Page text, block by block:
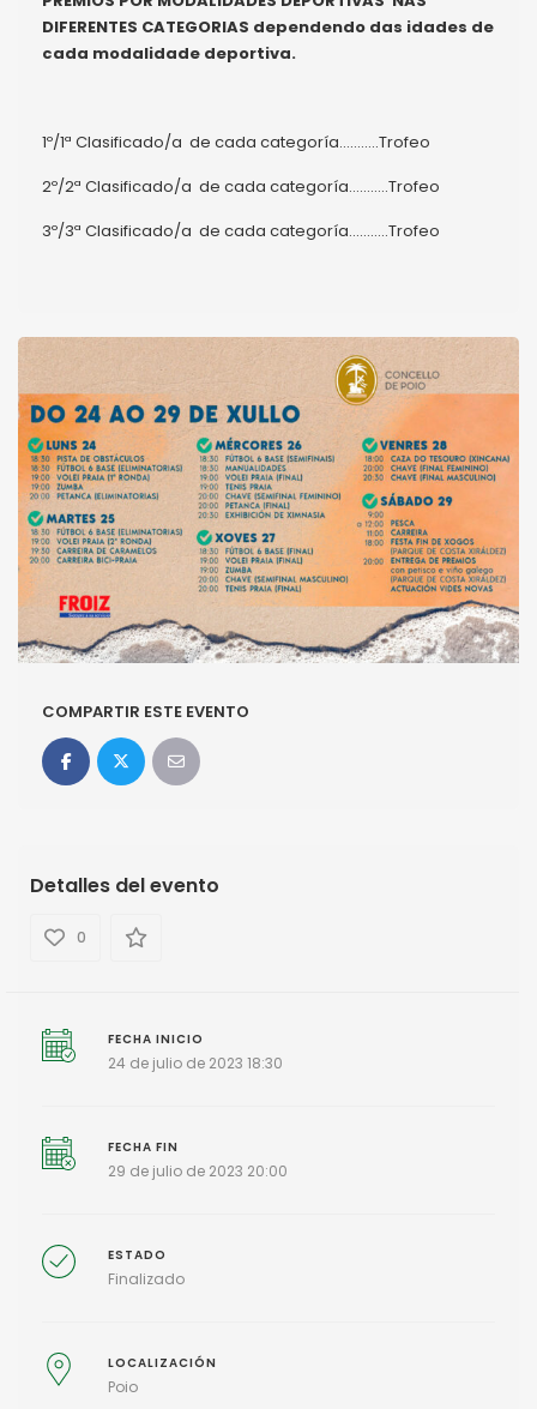
DIFERENTES CATEGORIAS dependendo das idades de
cada modalidade deportiva.
1º/1ª Clasificado/a de cada categoría………..Trofeo
2º/2ª Clasificado/a de cada categoría………..Trofeo
3º/3ª Clasificado/a de cada categoría………..Trofeo
COMPARTIR ESTE EVENTO
Detalles del evento
0
FECHA INICIO
24 de julio de 2023 18:30
FECHA FIN
29 de julio de 2023 20:00
ESTADO
Finalizado
LOCALIZACIÓN
Poio